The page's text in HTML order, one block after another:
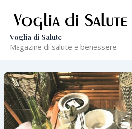
contenuto
Voglia di Salute
Magazine di salute e benessere